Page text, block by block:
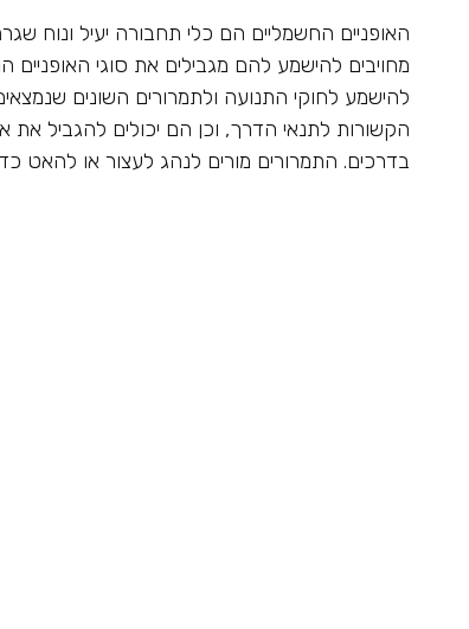
האופניים החשמליים הם כלי תחבורה יעיל ונוח
מחויבים להישמע להם מגבילים את סוגי האופניים
להישמע לחוקי התנועה ולתמרורים השונים
הקשורות לתנאי הדרך, וכן הם יכולים להגביל
בדרכים. התמרורים מורים לנהג לעצור או להאט